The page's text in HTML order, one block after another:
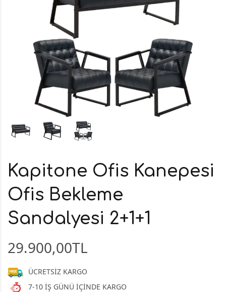
Kapitone Ofis Kanepesi
Ofis Bekleme
Sandalyesi 2+1+1
29.900,00TL
ÜCRETSİZ KARGO
7-10 İŞ GÜNÜ İÇİNDE KARGO